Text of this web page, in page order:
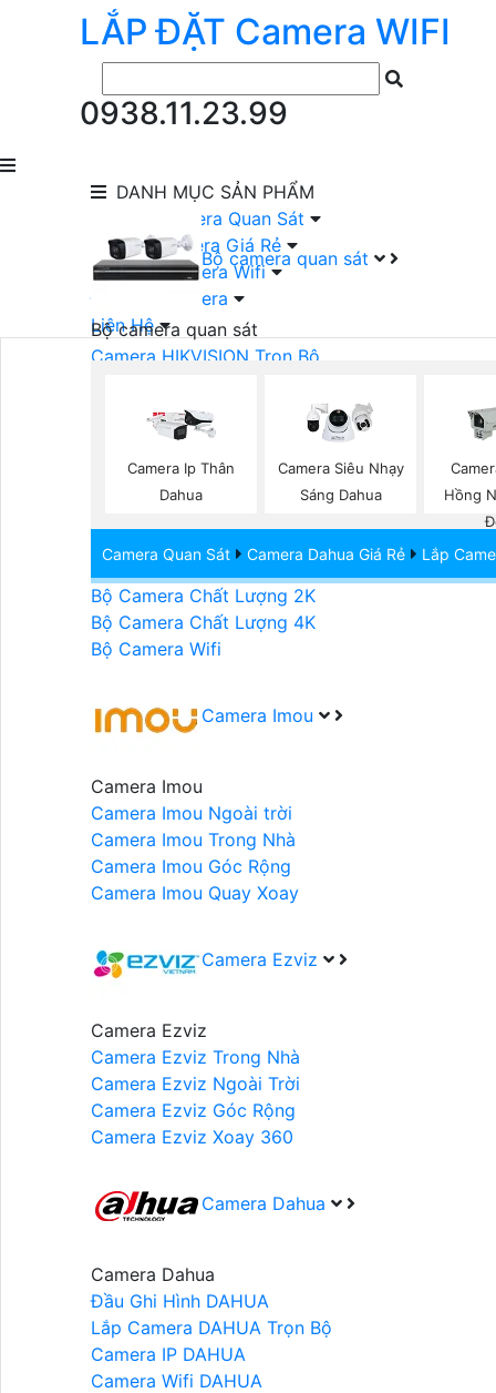
LẮP ĐẶT Camera WIFI
0938.11.23.99
DANH MỤC SẢN PHẨM
Bộ camera quan sát
Bộ camera quan sát
Camera HIKVISION Trọn Bộ
Camera DAHUA Trọn Bộ
Camera giá Rẻ Trọn Bộ
Bộ Camera Nên Dùng
Bộ Camera Có Màu Ban Đêm
Bộ Camera Báo Động
Bộ Camera Chất Lượng 2K
Bộ Camera Chất Lượng 4K
Bộ Camera Wifi
Camera Imou
Camera Imou
Camera Imou Ngoài trời
Camera Imou Trong Nhà
Camera Imou Góc Rộng
Camera Imou Quay Xoay
Camera Ezviz
Camera Ezviz
Camera Ezviz Trong Nhà
Camera Ezviz Ngoài Trời
Camera Ezviz Góc Rộng
Camera Ezviz Xoay 360
Camera Dahua
Camera Dahua
Đầu Ghi Hình DAHUA
Lắp Camera DAHUA Trọn Bộ
Camera IP DAHUA
Camera Wifi DAHUA
lắp Đặt Camera Quan Sát
Lắp Bộ Camera Giá Rẻ
Lắp Đặt Camera Wifi
Đầu Ghi Camera
Liên Hệ
Camera Ip Thân
Dahua
Camera Siêu Nhạy
Sáng Dahua
Hồng
Camera Quan Sát Camera Dahua Giá Rẻ Lắp